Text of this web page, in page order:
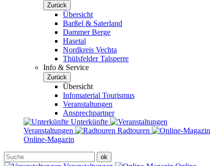
Zurück
Übersicht
Barßel & Saterland
Dammer Berge
Hasetal
Nordkreis Vechta
Thülsfelder Talsperre
Info & Service
Zurück
Übersicht
Infomaterial Tourismus
Veranstaltungen
Ansprechpartner
Unterkünfte
Veranstaltungen
Radtouren
Online-Magazin